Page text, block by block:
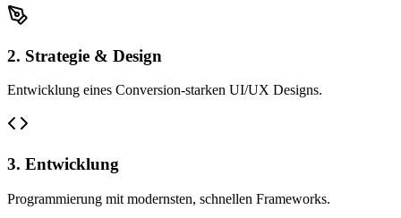
2. Strategie & Design
Entwicklung eines Conversion-starken UI/UX Designs.
3. Entwicklung
Programmierung mit modernsten, schnellen Frameworks.